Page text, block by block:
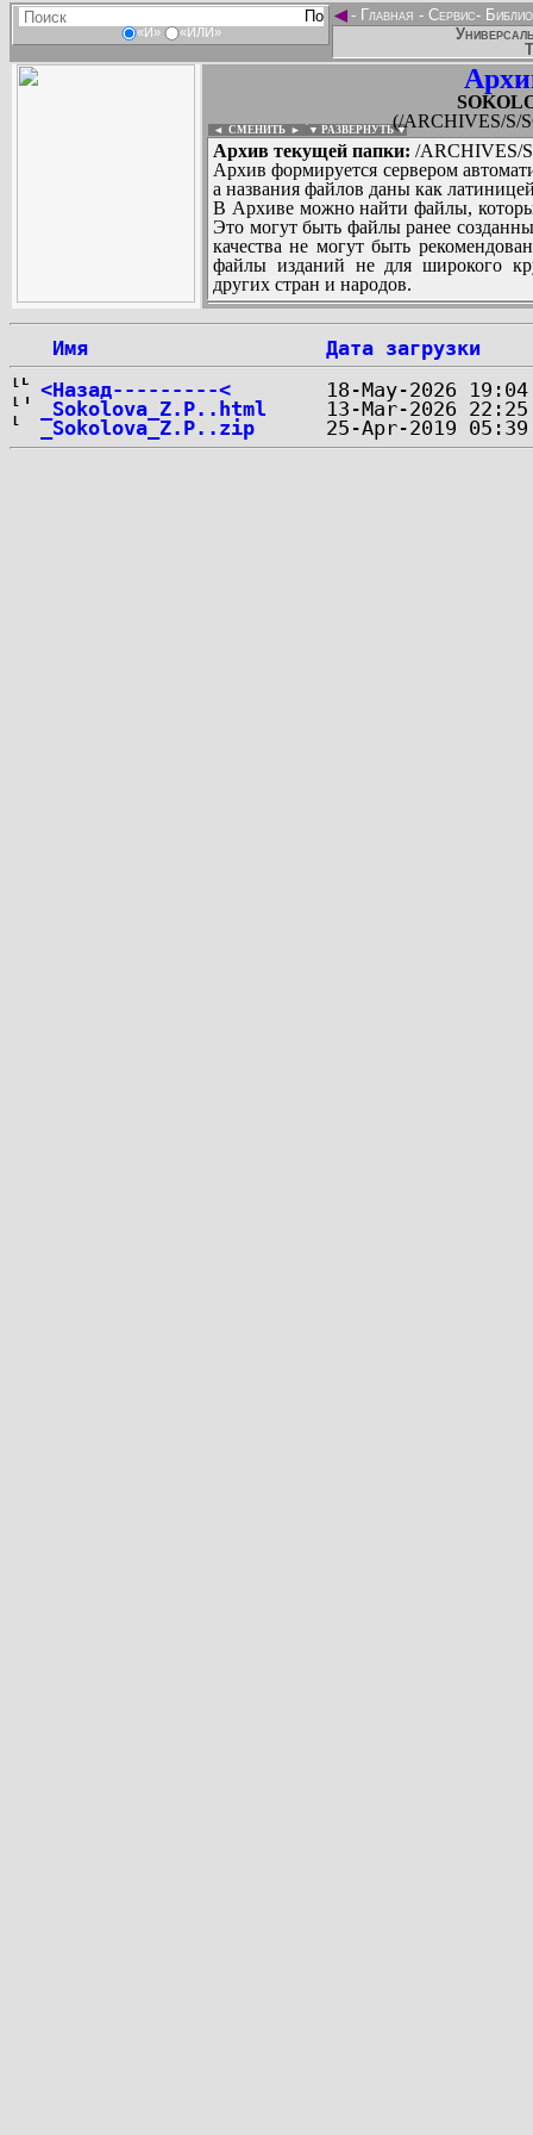
«И» «ИЛИ»
◄- Главная - Сервис-
(/ARCHIVES/S/
◄ СМЕНИТЬ ► ▼ РАЗВЕРНУТЬ ▼
Архив текущей папки: /ARCHIVES/
Архив формируется сервером
а названия файлов даны как
В Архиве можно найти файлы,
Это могут быть файлы ранее
качества не могут быть
файлы изданий не для широкого
других стран и народов.
Имя
Дата загрузки
<Назад---------<
_Sokolova_Z.P..html
_Sokolova_Z.P..zip